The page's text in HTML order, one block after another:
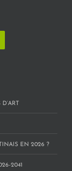
EN 2026 ?
2041